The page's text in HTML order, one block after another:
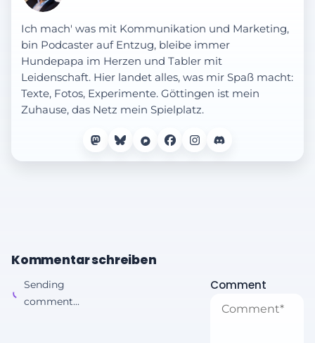
Ich mach' was mit Kommunikation und Marketing,
bin Podcaster auf Entzug, bleibe immer
Hundepapa im Herzen und Tabler mit
Leidenschaft. Hier landet alles, was mir Spaß macht:
Texte, Fotos, Experimente. Göttingen ist mein
Zuhause, das Netz mein Spielplatz.
Kommentar schreiben
Sending
comment...
Comment